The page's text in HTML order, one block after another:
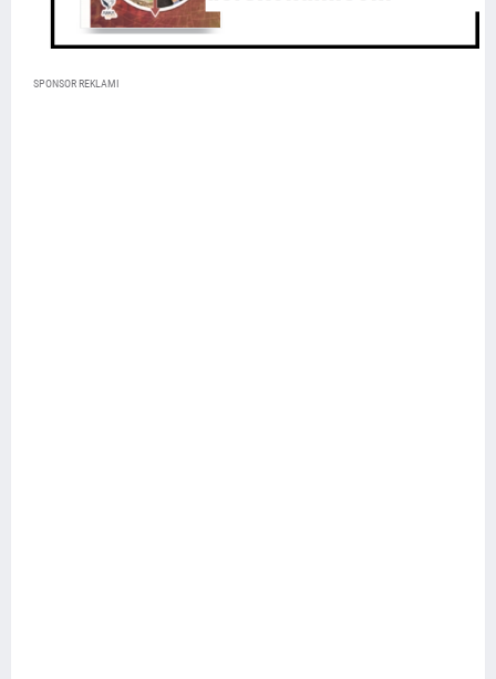
SPONSOR REKLAMI